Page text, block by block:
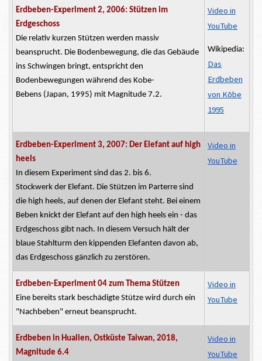
Erdbeben-Experiment 2, 2006: Stützen im
Erdgeschoss
Die relativ kurzen Stützen werden massiv
beansprucht. Die Bodenbewegung, die das Gebäude
ins Schwingen bringt, entspricht den
Bodenbewegungen während des Kobe-
Bebens (Japan, 1995) mit Magnitude 7.2.
Video in
YouTube
Wikipedia:
Das
Erdbeben
von Kōbe
1995
Erdbeben-Experiment 3, 2007: Der Elefant auf high
heels
In diesem Experiment sind das 2. bis 6.
Stockwerk der Elefant. Die Stützen im Parterre sind
die high heels, auf denen der Elefant steht. Bei einem
Beben knickt der Elefant auf den high heels ein - das
Erdgeschoss gibt nach. In diesem Versuch hält der
blaue Stahlturm den kippenden Elefanten davon ab,
das Erdgeschoss gänzlich zu zerstören.
Video in
YouTube
Erdbeben-Experiment 04 zum Thema Stützen
Eine bereits stark beschädigte Stütze wird durch ein
"Nachbeben" erneut beansprucht.
Video in
YouTube
Erdbeben in Hualien, Ostküste Taiwan, 2018,
Magnitude 6.4
Video in
YouTube